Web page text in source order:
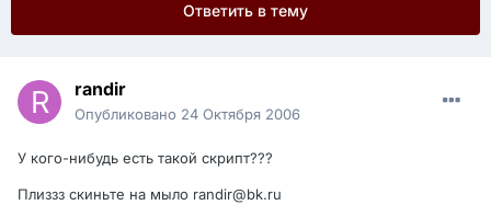
Ответить в тему
randir
Опубликовано 24 Октября 2006
У кого-нибудь есть такой скрипт???
Плиззз скиньте на мыло randir@bk.ru